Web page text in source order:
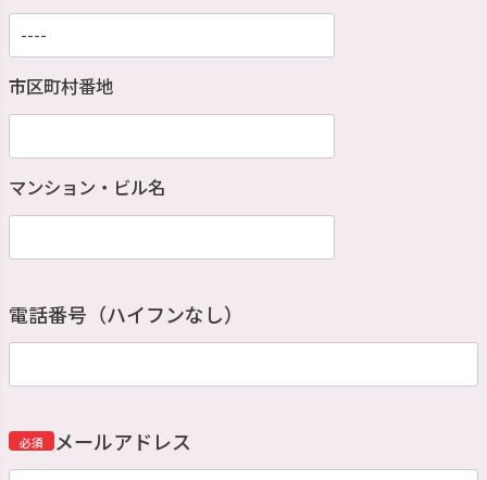
市区町村番地
マンション・ビル名
電話番号（ハイフンなし）
必須 メールアドレス